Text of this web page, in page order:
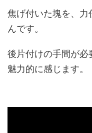
焦げ付いた塊を、力
んです。
後片付けの手間が必
魅力的に感じます。